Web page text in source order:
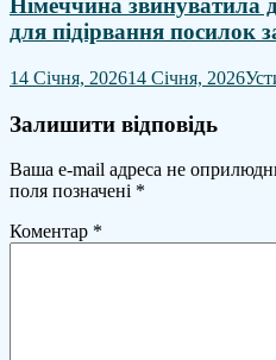
Німеччина звинуватила
для підірвання посилок
14 Січня, 202614 Січня, 2026
Залишити відповідь
Ваша e-mail адреса не
поля позначені *
Коментар *